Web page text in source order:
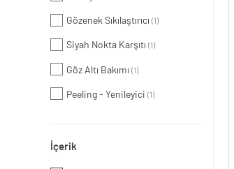
Gözenek Sıkılaştırıcı (1)
Siyah Nokta Karşıtı (1)
Göz Altı Bakımı (1)
Peeling - Yenileyici (1)
İçerik